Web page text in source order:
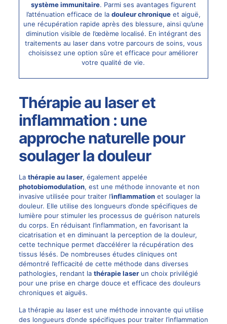
système immunitaire. Parmi ses avantages figurent
l’atténuation efficace de la douleur chroniqueet aiguë,
une récupération rapide après des blessure, ainsi qu’une
diminution visible de l’œdème localisé. En intégrant des
traitements au laserdans votre parcours de soins, vous
choisissez une option sûre et efficace pour améliorer
votre qualité de vie.
Thérapie au laseret
inflammation : une
approche naturelle pour
soulager la douleur
La thérapie au laser, également appelée
photobiomodulation, est une méthode innovante et non
invasive utilisée pour traiter l’inflammationet soulager la
douleur. Elle utilise des longueurs d’onde spécifiques de
lumière pour stimuler les processus de guérison naturels
du corps. En réduisant l’inflammation, en favorisant la
cicatrisation et en diminuant la perception de la douleur,
cette technique permet d’accélérer la récupération des
tissus lésés. De nombreuses études cliniques ont
démontré l’efficacité de cette méthode dans diverses
pathologies, rendant la thérapie laserun choix privilégié
pour une prise en charge douce et efficace des douleurs
chroniques et aiguës.
La thérapie au laser est une méthode innovante qui utilise
des longueurs d’onde spécifiques pour traiter l’inflammation